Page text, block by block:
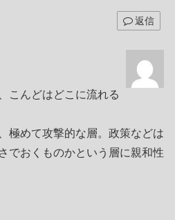
返信
こんどはどこに流れる
極めて攻撃的な層。政策などは
でおくものかという層に親和性